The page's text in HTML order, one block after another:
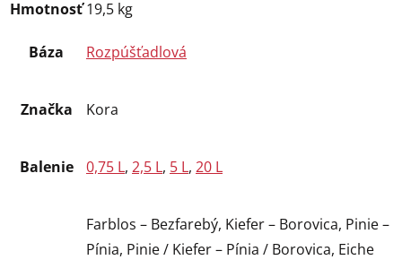
Hmotnosť 19,5 kg
Báza Rozpúšťadlová
Značka Kora
Balenie 0,75 L, 2,5 L, 5 L, 20 L
Farblos – Bezfarebý, Kiefer – Borovica, Pinie –
Pínia, Pinie / Kiefer – Pínia / Borovica, Eiche